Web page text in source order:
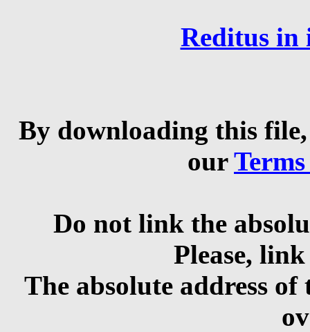
Reditus in
By downloading this
our
Do not link the
Please,
The absolute address